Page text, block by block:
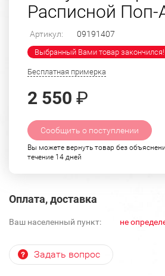
Расписной Поп-
Артикул: 09191407
Выбранный Вами товар закончился!
Бесплатная примерка
2 550 ₽
Сообщить о поступлении
Вы можете вернуть товар без
течение 14 дней
Оплата, доставка
Ваш населенный пункт: не
Задать вопрос